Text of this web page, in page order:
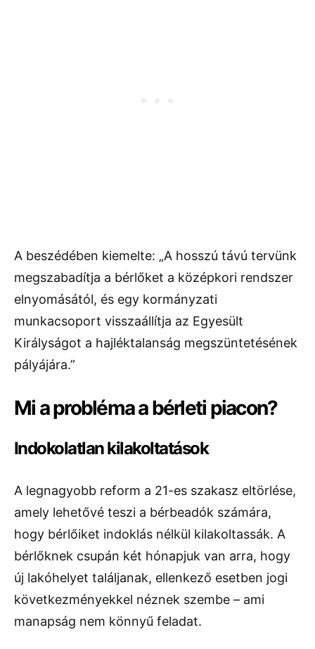
A beszédében kiemelte: „A hosszú távú tervünk
megszabadítja a bérlőket a középkori rendszer
elnyomásától, és egy kormányzati
munkacsoport visszaállítja az Egyesült
Királyságot a hajléktalanság megszüntetésének
pályájára.”
Mi a probléma a bérleti piacon?
Indokolatlan kilakoltatások
A legnagyobb reform a 21-es szakasz eltörlése,
amely lehetővé teszi a bérbeadók számára,
hogy bérlőiket indoklás nélkül kilakoltassák. A
bérlőknek csupán két hónapjuk van arra, hogy
új lakóhelyet találjanak, ellenkező esetben jogi
következményekkel néznek szembe – ami
manapság nem könnyű feladat.